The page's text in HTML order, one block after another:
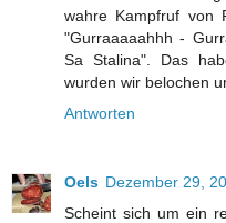
wahre Kampfruf von
"Gurraaaaahhh -
Sa Stalina". Das
wurden wir belochen
Antworten
Oels Dezember 29,
Scheint sich um ein